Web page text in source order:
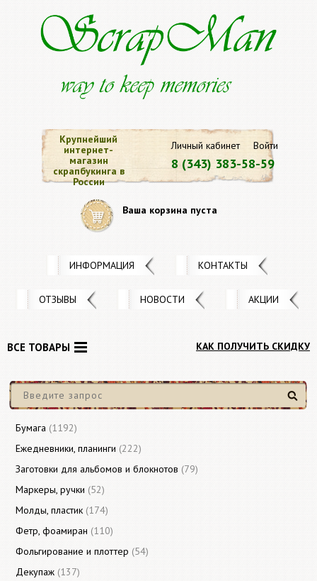
Личный кабинет Войти
8 (343) 383-58-59
Крупнейший
интернет-
магазин
скрапбукинга в
России
Ваша корзина пуста
ИНФОРМАЦИЯ КОНТАКТЫ
ОТЗЫВЫ НОВОСТИ АКЦИИ
КАК ПОЛУЧИТЬ СКИДКУ
Найти
ВСЕ ТОВАРЫ
Бумага (1192)
Ежедневники, планинги (222)
Заготовки для альбомов и блокнотов (79)
Маркеры, ручки (52)
Молды, пластик (174)
Фетр, фоамиран (110)
Фольгирование и плоттер (54)
Декупаж (137)